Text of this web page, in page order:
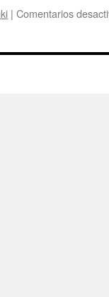
| Comentarios